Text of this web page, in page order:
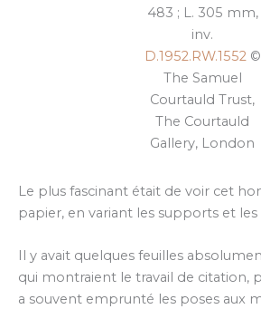
483 ; L. 305 mm,
inv.
D.1952.RW.1552©
The Samuel
Courtauld Trust,
The Courtauld
Gallery, London
Le plus fascinant était de voir cet
papier, en variant les supports et les
Il y avait quelques feuilles
qui montraient le travail de citation,
a souvent emprunté les poses aux